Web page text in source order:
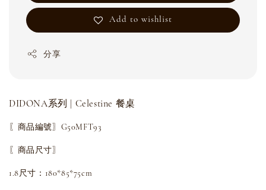
Add to wishlist
分享
DIDONA系列 | Celestine 餐桌
〖商品編號〗G50MFT93
〖商品尺寸〗
1.8尺寸：180*85*75cm